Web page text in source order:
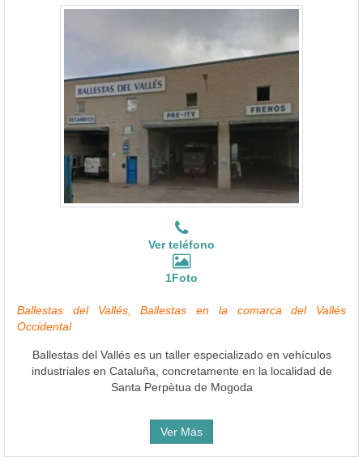
Ver teléfono
1Foto
Ballestas del Vallés, Ballestas en la comarca del Vallés
Occidental
Ballestas del Vallés es un taller especializado en vehículos
industriales en Cataluña, concretamente en la localidad de
Santa Perpètua de Mogoda
Ver Más